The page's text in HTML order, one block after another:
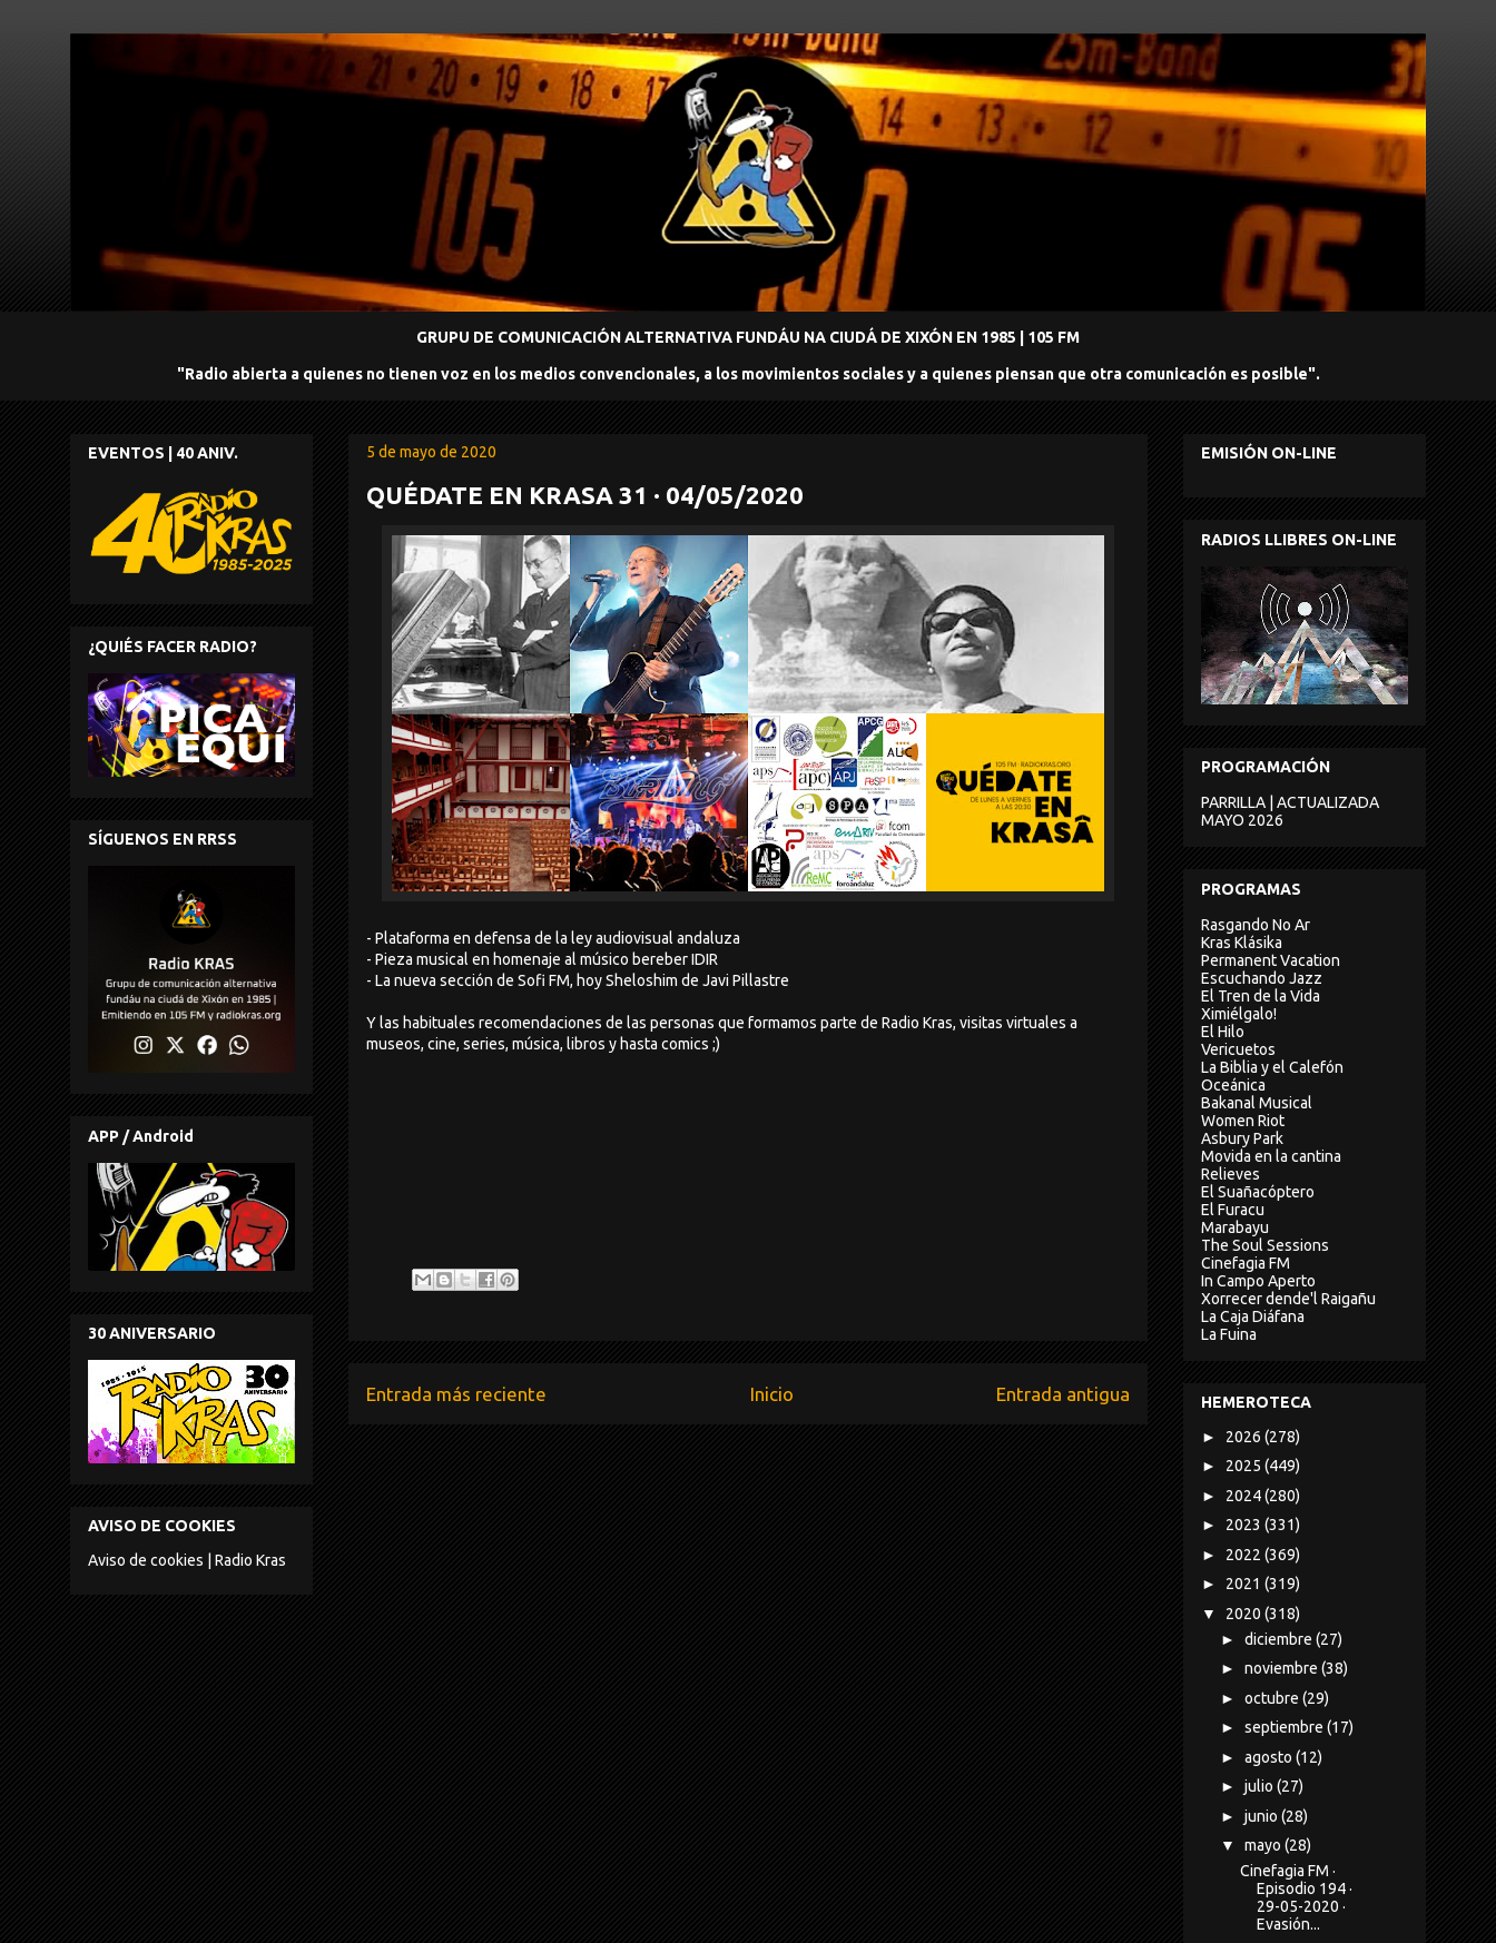
GRUPU DE COMUNICACIÓN ALTERNATIVA FUNDÁU NA CIUDÁ DE XIXÓN EN 1985 | 105 FM
"Radio abierta a quienes no tienen voz en los medios convencionales, a los movimientos sociales y a quienes piensan que otra comunicación es posible".
5 de mayo de 2020
QUÉDATE EN KRASA 31 · 04/05/2020
- Plataforma en defensa de la ley audiovisual andaluza
- Pieza musical en homenaje al músico bereber IDIR
- La nueva sección de Sofi FM, hoy Sheloshim de Javi Pillastre
Y las habituales recomendaciones de las personas que formamos parte de Radio Kras, visitas virtuales a
museos, cine, series, música, libros y hasta comics ;)
Entrada más reciente Entrada antigua
Inicio
EVENTOS | 40 ANIV.
¿QUIÉS FACER RADIO?
SÍGUENOS EN RRSS
APP / Android
30 ANIVERSARIO
AVISO DE COOKIES
Aviso de cookies | Radio Kras
EMISIÓN ON-LINE
RADIOS LLIBRES ON-LINE
PROGRAMACIÓN
PARRILLA | ACTUALIZADA
MAYO 2026
PROGRAMAS
Rasgando No Ar
Kras Klásika
Permanent Vacation
Escuchando Jazz
El Tren de la Vida
Ximiélgalo!
El Hilo
Vericuetos
La Biblia y el Calefón
Oceánica
Bakanal Musical
Women Riot
Asbury Park
Movida en la cantina
Relieves
El Suañacóptero
El Furacu
Marabayu
The Soul Sessions
Cinefagia FM
In Campo Aperto
Xorrecer dende'l Raigañu
La Caja Diáfana
La Fuina
HEMEROTECA
► 2026 (278)
► 2025 (449)
► 2024(280)
► 2023 (331)
► 2022 (369)
► 2021 (319)
▼ 2020 (318)
► diciembre (27)
► noviembre (38)
► octubre (29)
► septiembre (17)
► agosto (12)
► julio (27)
► junio (28)
▼ mayo (28)
Cinefagia FM ·
Episodio 194 ·
29-05-2020 ·
Evasión...